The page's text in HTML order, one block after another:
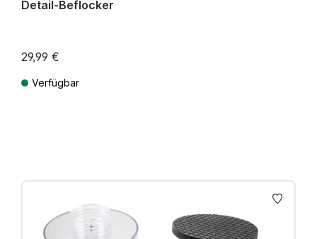
Detail-Beflocker
29,99 €
Verfügbar